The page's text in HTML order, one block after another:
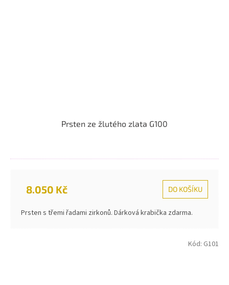
Prsten ze žlutého zlata G100
8.050 Kč DO KOŠÍKU
Prsten s třemi řadami zirkonů. Dárková krabička zdarma.
Kód: G101